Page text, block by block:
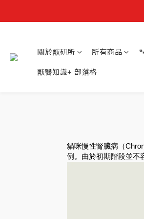
關於獸研所 所有商品
獸醫知識+ 部落格
貓咪慢性腎臟病（
例。由於初期階段並不